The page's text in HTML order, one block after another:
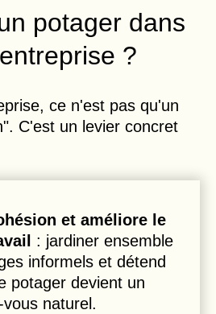
potager dans
?
ce n'est pas qu'un
C'est un levier concret
et améliore le
: jardiner ensemble
informels et détend
potager devient un
naturel.